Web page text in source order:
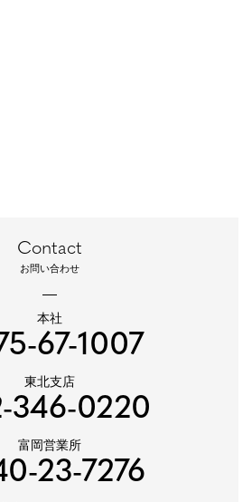
Contact
お問い合わせ
本社
67-1007
東北支店
346-0220
富岡営業所
23-7276